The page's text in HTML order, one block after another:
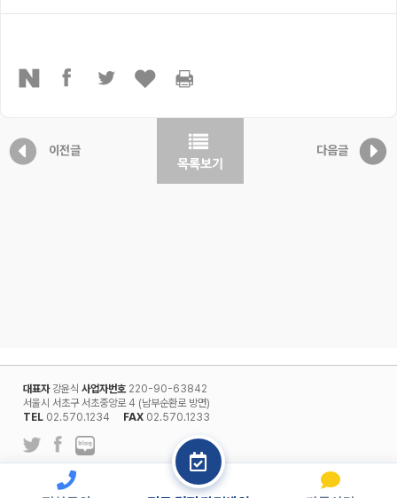
이전글 다음글
대표자강윤식 사업자번호220-90-63842
서울시 서초구 서초중앙로 4 (남부순환로 방면)
TEL 02.570.1234 FAX 02.570.1233
개인정보보호정책